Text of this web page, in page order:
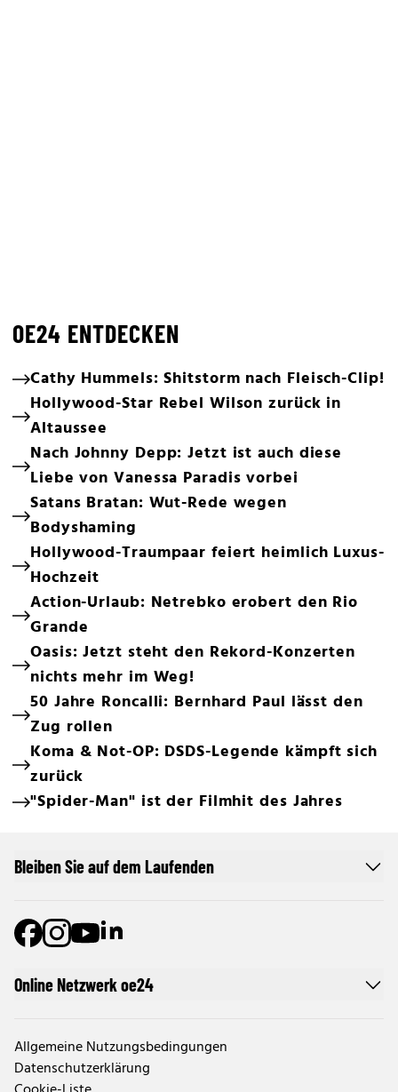
OE24 ENTDECKEN
Cathy Hummels: Shitstorm nach Fleisch-Clip!
Hollywood-Star Rebel Wilson zurück in
Altaussee
Nach Johnny Depp: Jetzt ist auch diese
Liebe von Vanessa Paradis vorbei
Satans Bratan: Wut-Rede wegen
Bodyshaming
Hollywood-Traumpaar feiert heimlich Luxus-
Hochzeit
Action-Urlaub: Netrebko erobert den Rio
Grande
Oasis: Jetzt steht den Rekord-Konzerten
nichts mehr im Weg!
50 Jahre Roncalli: Bernhard Paul lässt den
Zug rollen
Koma & Not-OP: DSDS-Legende kämpft sich
zurück
"Spider-Man" ist der Filmhit des Jahres
Online Netzwerk oe24
Allgemeine Nutzungsbedingungen
Datenschutzerklärung
Bleiben Sie auf dem Laufenden